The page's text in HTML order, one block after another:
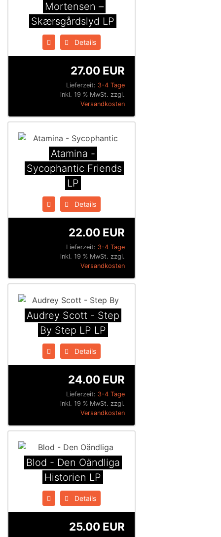
Mortensen –
Skærsgårdslyd LP
Details
Lieferzeit: 3-4 Tage
27.00 EUR
inkl. 19 % MwSt. zzgl.
Versandkosten
Atamina -
Sycophantic Friends
LP
Details
Lieferzeit: 3-4 Tage
22.00 EUR
inkl. 19 % MwSt. zzgl.
Versandkosten
Audrey Scott - Step
By Step LP LP
Details
Lieferzeit: 3-4 Tage
24.00 EUR
inkl. 19 % MwSt. zzgl.
Versandkosten
Blod - Den Oändliga
Historien LP
Details
25.00 EUR